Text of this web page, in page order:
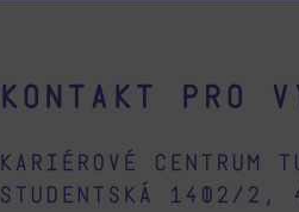
Kontakt pro
Kariérové centrum
Studentská 1402/